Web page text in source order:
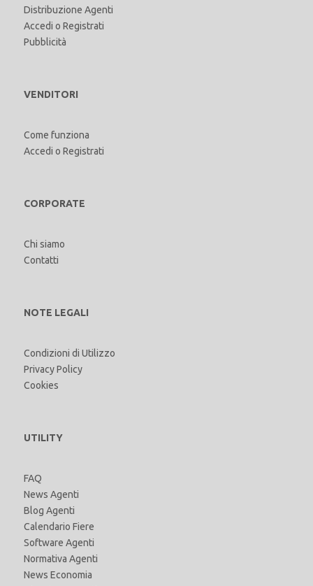
Distribuzione Agenti
Accedi o Registrati
Pubblicità
VENDITORI
Come funziona
Accedi o Registrati
CORPORATE
Chi siamo
Contatti
NOTE LEGALI
Condizioni di Utilizzo
Privacy Policy
Cookies
UTILITY
FAQ
News Agenti
Blog Agenti
Calendario Fiere
Software Agenti
Normativa Agenti
News Economia